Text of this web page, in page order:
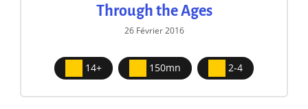
Through the Ages
26 Février 2016
14+ 150mn 2-4